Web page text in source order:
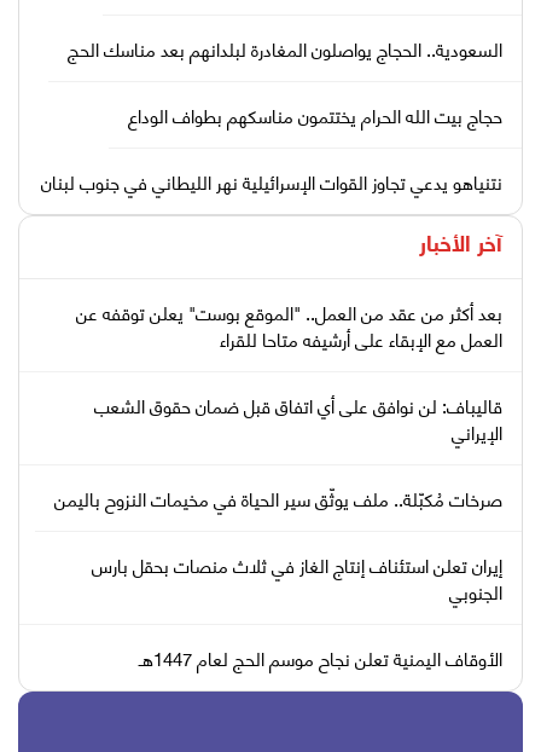
السعودية.. الحجاج يواصلون المغادرة لبلدانهم بعد مناسك الحج
حجاج بيت الله الحرام يختتمون مناسكهم بطواف الوداع
نتنياهو يدعي تجاوز القوات الإسرائيلية نهر الليطاني في جنوب لبنان
آخر الأخبار
بعد أكثر من عقد من العمل.. "الموقع بوست" يعلن توقفه عن
العمل مع الإبقاء على أرشيفه متاحا للقراء
قاليباف: لن نوافق على أي اتفاق قبل ضمان حقوق الشعب
الإيراني
صرخات مُكبّلة.. ملف يوثّق سير الحياة في مخيمات النزوح باليمن
إيران تعلن استئناف إنتاج الغاز في ثلاث منصات بحقل بارس
الجنوبي
الأوقاف اليمنية تعلن نجاح موسم الحج لعام 1447هـ